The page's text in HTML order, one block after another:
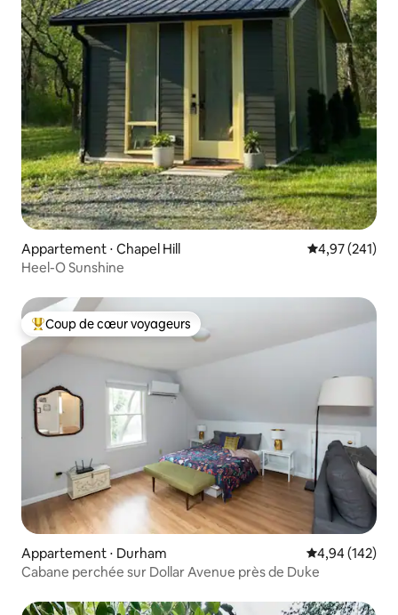
Appartement ⋅ Chapel Hill Évaluation
4,97 (241)
Heel-O Sunshine
Coups de cœur voyageurs les plus appréciés
Coup de cœur voyageurs
Appartement ⋅ Durham Évaluation
4,94 (142)
Cabane perchée sur Dollar Avenue près de Duke